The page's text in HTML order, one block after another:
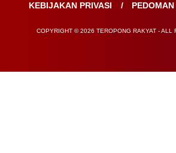
KEBIJAKAN PRIVASI
COPYRIGHT © 2026 TEROPONG RAKYAT - ALL